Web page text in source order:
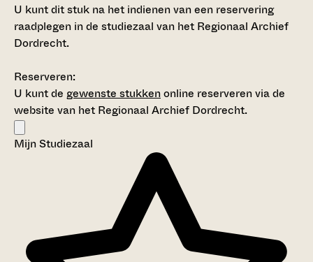
U kunt dit stuk na het indienen van een reservering
raadplegen in de studiezaal van het Regionaal Archief
Dordrecht.
Reserveren:
U kunt de gewenste stukkenonline reserveren via de
website van het Regionaal Archief Dordrecht.
Mijn Studiezaal